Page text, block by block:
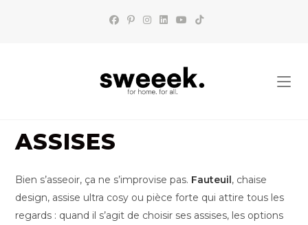
ASSISES
Bien s’asseoir, ça ne s’improvise pas. Fauteuil, chaise
design, assise ultra cosy ou pièce forte qui attire tous les
regards : quand il s’agit de choisir ses assises, les options